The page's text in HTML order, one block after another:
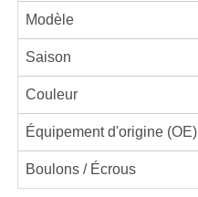
Modèle
Saison
Couleur
Équipement d'origine (OE)
Boulons / Écrous